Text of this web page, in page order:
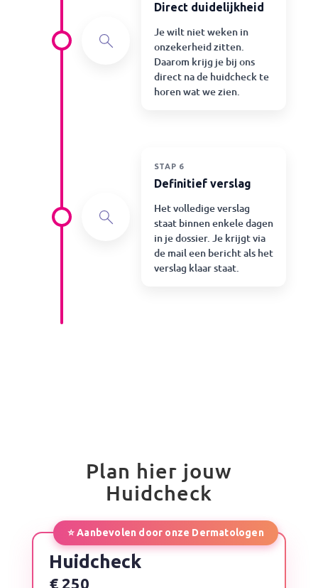
Direct duidelijkheid
Je wilt niet weken in
onzekerheid zitten.
Daarom krijg je bij ons
direct na de huidcheck te
horen wat we zien.
STAP 6
Definitief verslag
Het volledige verslag
staat binnen enkele dagen
in je dossier. Je krijgt via
de mail een bericht als het
verslag klaar staat.
Plan hier jouw
Huidcheck
⭐ Aanbevolen door onze Dermatologen
Huidcheck
€ 250